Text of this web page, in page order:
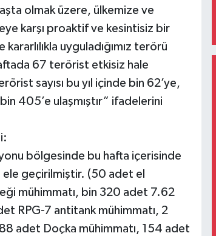
olmak üzere, ülkemize ve
karşı proaktif ve kesintisiz bir
uyguladığımız terörü
67 terörist etkisiz hale
sayısı bu yıl içinde bin 62’ye,
405’e ulaşmıştır” ifadelerini
bölgesinde bu hafta içerisinde
ele geçirilmiştir. (50 adet el
mühimmatı, bin 320 adet 7.62
RPG-7 antitank mühimmatı, 2
adet Doçka mühimmatı, 154 adet